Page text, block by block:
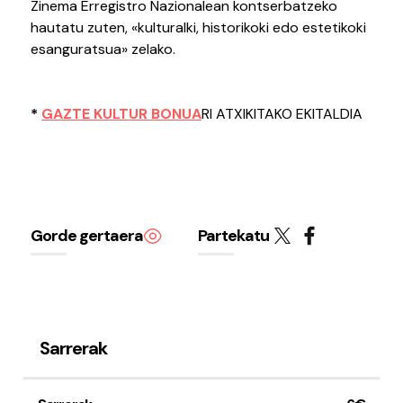
Zinema Erregistro Nazionalean kontserbatzeko
hautatu zuten, «kulturalki, historikoki edo estetikoki
esanguratsua» zelako.
* GAZTE KULTUR BONUARI ATXIKITAKO EKITALDIA
Gorde gertaera Partekatu
Sarrerak